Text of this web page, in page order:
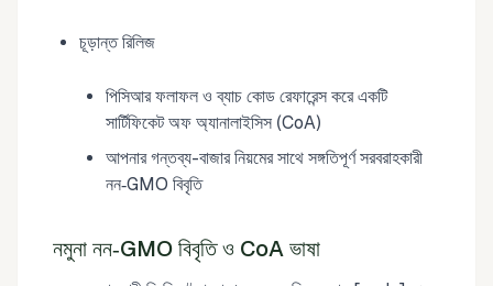
চূড়ান্ত রিলিজ
পিসিআর ফলাফল ও ব্যাচ কোড রেফারেন্স করে একটি
সার্টিফিকেট অফ অ্যানালাইসিস (CoA)
আপনার গন্তব্য-বাজার নিয়মের সাথে সঙ্গতিপূর্ণ সরবরাহকারী
নন‑GMO বিবৃতি
নমুনা নন‑GMO বিবৃতি ও CoA ভাষা